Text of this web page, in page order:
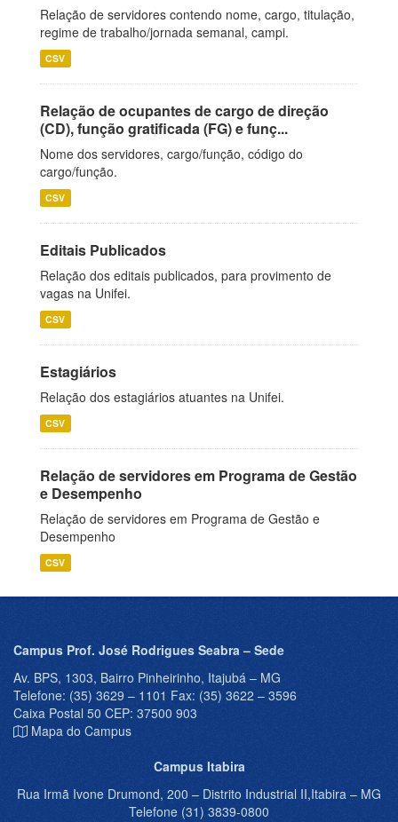
Relação de servidores contendo nome, cargo, titulação,
regime de trabalho/jornada semanal, campi.
CSV
Relação de ocupantes de cargo de direção
(CD), função gratificada (FG) e funç...
Nome dos servidores, cargo/função, código do
cargo/função.
CSV
Editais Publicados
Relação dos editais publicados, para provimento de
vagas na Unifei.
CSV
Estagiários
Relação dos estagiários atuantes na Unifei.
CSV
Relação de servidores em Programa de Gestão
e Desempenho
Relação de servidores em Programa de Gestão e
Desempenho
CSV
Campus Prof. José Rodrigues Seabra – Sede
Av. BPS, 1303, Bairro Pinheirinho, Itajubá – MG
Telefone: (35) 3629 – 1101 Fax: (35) 3622 – 3596
Caixa Postal 50 CEP: 37500 903
Mapa do Campus
Campus Itabira
Rua Irmã Ivone Drumond, 200 – Distrito Industrial II,Itabira – MG
Telefone (31) 3839-0800